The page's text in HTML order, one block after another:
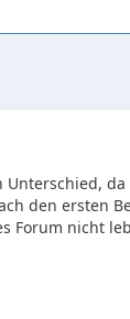
Unterschied,
den ersten
Forum nicht